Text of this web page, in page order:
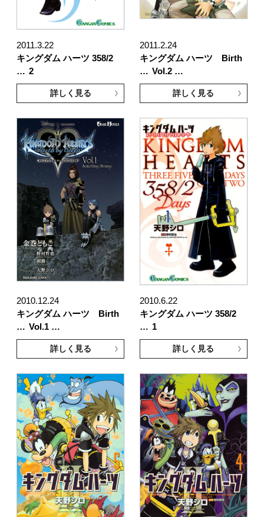
2011.3.22
キングダム ハーツ 358/2
… 2
詳しく見る
2011.2.24
キングダム ハーツ Birth
… Vol.2 …
詳しく見る
2010.12.24
キングダム ハーツ Birth
… Vol.1 …
詳しく見る
2010.6.22
キングダム ハーツ 358/2
… 1
詳しく見る